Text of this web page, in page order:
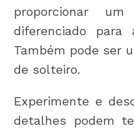
proporcionar
diferenciado
Também pode ser
de solteiro.
Experimente e
detalhes podem